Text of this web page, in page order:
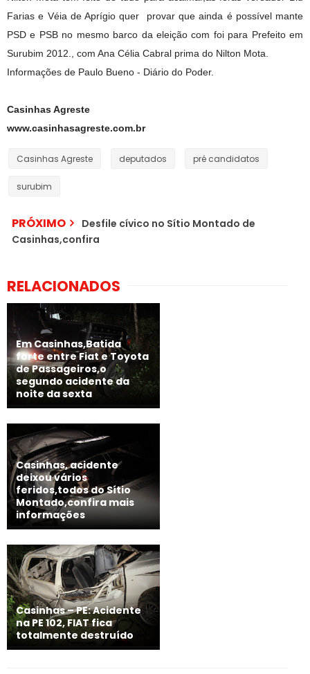
Farias e Véia de Aprígio quer provar que ainda é possível mante
PSD e PSB no mesmo barco da eleição com foi para Prefeito em
Surubim 2012., com Ana Célia Cabral prima do Nilton Mota.
Informações de Paulo Bueno - Diário do Poder.
Casinhas Agreste
www.casinhasagreste.com.br
Casinhas Agreste deputados pré candidatos
surubim
PRÓXIMO
Desfile cívico no Sítio Montado de
Casinhas,confira
RELACIONADOS
Em Casinhas,Batida
forte entre Fiat e Toyota
de Passageiros,o
segundo acidente da
noite da sexta
Casinhas, acidente
deixou vários
feridos,todos do Sítio
Montado,confira mais
informações
Casinhas – PE: Acidente
na PE 102, FIAT fica
totalmente destruído